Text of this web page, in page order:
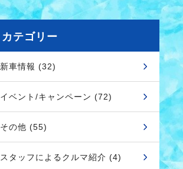
カテゴリー
新車情報 (32)
イベント/キャンペーン (72)
その他 (55)
スタッフによるクルマ紹介 (4)